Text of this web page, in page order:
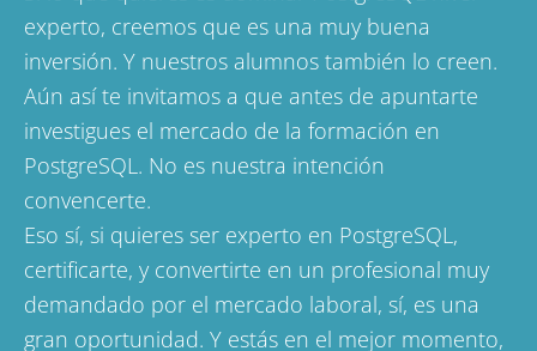
experto, creemos que es una muy buena
inversión. Y nuestros alumnos también lo creen.
Aún así te invitamos a que antes de apuntarte
investigues el mercado de la formación en
PostgreSQL. No es nuestra intención
convencerte.
Eso sí, si quieres ser experto en PostgreSQL,
certificarte, y convertirte en un profesional muy
demandado por el mercado laboral, sí, es una
gran oportunidad. Y estás en el mejor momento,